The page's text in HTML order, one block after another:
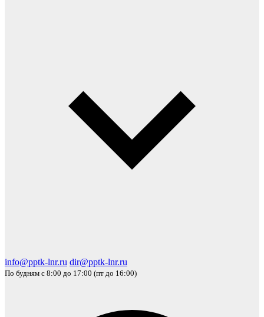
info@pptk-lnr.ru dir@pptk-lnr.ru
По будням с 8:00 до 17:00 (пт до 16:00)